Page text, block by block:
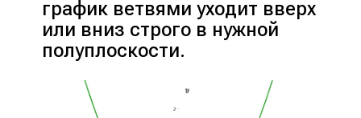
график ветвями уходит вверх
или вниз строго в нужной
полуплоскости.